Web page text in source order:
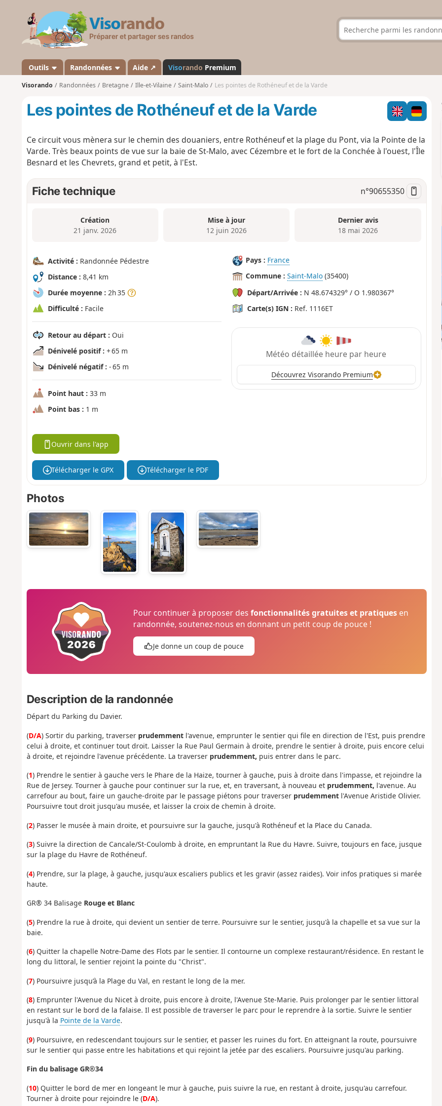
s
a
n
d
Outils Randonnées Aide ↗ Visorando Premium
Visorando Randonnées Bretagne Ille-et-Vilaine Saint-Malo Les pointes de Rothéneuf et de la Varde
Les pointes de Rothéneuf et de la Varde
Ce circuit vous mènera sur le chemin des douaniers, entre Rothéneuf et la plage du Pont, via la Pointe de la
Varde. Très beaux points de vue sur la baie de St-Malo, avec Cézembre et le fort de la Conchée à l'ouest, l'Île
Besnard et les Chevrets, grand et petit, à l'Est.
Fiche technique n°90655350
Création
21 janv. 2026
Mise à jour
12 juin 2026
Dernier avis
18 mai 2026
Activité : Randonnée Pédestre
Distance : 8,41 km
Durée moyenne : 2h 35
Difficulté : Facile
Retour au départ : Oui
Dénivelé positif : + 65 m
Dénivelé négatif : - 65 m
Point haut : 33 m
Point bas : 1 m
Pays : France
Commune : Saint-Malo (35400)
Départ/Arrivée : N 48.674329° / O 1.980367°
Carte(s) IGN : Ref. 1116ET
Météo détaillée heure par heure
Découvrez Visorando Premium
Ouvrir dans l'app
Télécharger le GPX Télécharger le PDF
Photos
Pour continuer à proposer desfonctionnalités gratuites et pratiques en
randonnée, soutenez-nous en donnant un petit coup de pouce !
Je donne un coup de pouce
Description de la randonnée
Départ du Parking du Davier.
(D/A) Sortir du parking, traverser prudemmentl'avenue, emprunter le sentier qui file en direction de l'Est, puis prendre
celui à droite, et continuer tout droit. Laisser la Rue Paul Germain à droite, prendre le sentier à droite, puis encore celui
à droite, et rejoindre l'avenue précédente. La traverser prudemment, puis entrer dans le parc.
(1) Prendre le sentier à gauche vers le Phare de la Haize, tourner à gauche, puis à droite dans l'impasse, et rejoindre la
Rue de Jersey. Tourner à gauche pour continuer sur la rue, et, en traversant, à nouveau et prudemment, l'avenue. Au
carrefour au bout, faire un gauche-droite par le passage piétons pour traverser prudemmentl'Avenue Aristide Olivier.
Poursuivre tout droit jusqu'au musée, et laisser la croix de chemin à droite.
(2) Passer le musée à main droite, et poursuivre sur la gauche, jusqu'à Rothéneuf et la Place du Canada.
(3) Suivre la direction de Cancale/St-Coulomb à droite, en empruntant la Rue du Havre. Suivre, toujours en face, jusque
sur la plage du Havre de Rothéneuf.
(4) Prendre, sur la plage, à gauche, jusqu'aux escaliers publics et les gravir (assez raides). Voir infos pratiques si marée
haute.
GR® 34 Balisage Rouge et Blanc
(5) Prendre la rue à droite, qui devient un sentier de terre. Poursuivre sur le sentier, jusqu'à la chapelle et sa vue sur la
baie.
(6) Quitter la chapelle Notre-Dame des Flots par le sentier. Il contourne un complexe restaurant/résidence. En restant le
long du littoral, le sentier rejoint la pointe du "Christ".
(7) Poursuivre jusqu’à la Plage du Val, en restant le long de la mer.
(8) Emprunter l'Avenue du Nicet à droite, puis encore à droite, l'Avenue Ste-Marie. Puis prolonger par le sentier littoral
en restant sur le bord de la falaise. Il est possible de traverser le parc pour le reprendre à la sortie. Suivre le sentier
jusqu'à la Pointe de la Varde.
(9) Poursuivre, en redescendant toujours sur le sentier, et passer les ruines du fort. En atteignant la route, poursuivre
sur le sentier qui passe entre les habitations et qui rejoint la jetée par des escaliers. Poursuivre jusqu'au parking.
Fin du balisage GR®34
(10) Quitter le bord de mer en longeant le mur à gauche, puis suivre la rue, en restant à droite, jusqu'au carrefour.
Tourner à droite pour rejoindre le (D/A).